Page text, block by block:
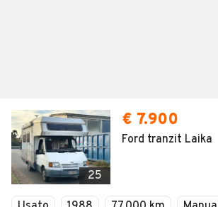
25
€ 7.900
Ford tranzit Laika